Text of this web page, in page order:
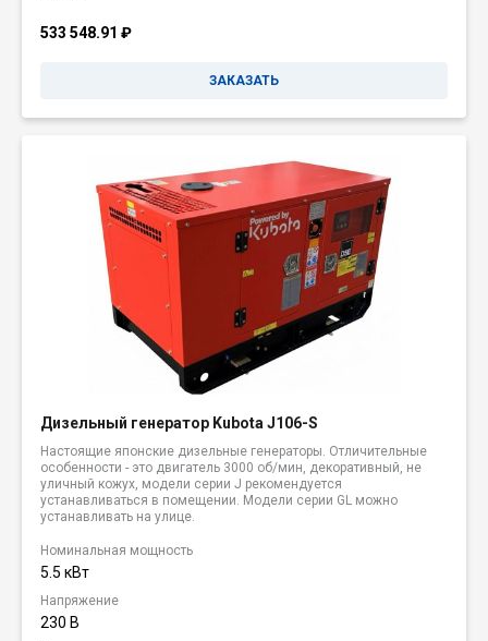
533 548.91 ₽
ЗАКАЗАТЬ
Дизельный генератор Kubota J106-S
Настоящие японские дизельные генераторы. Отличительные
особенности - это двигатель 3000 об/мин, декоративный, не
уличный кожух, модели серии J рекомендуется
устанавливаться в помещении. Модели серии GL можно
устанавливать на улице.
Номинальная мощность
5.5 кВт
Напряжение
230 В